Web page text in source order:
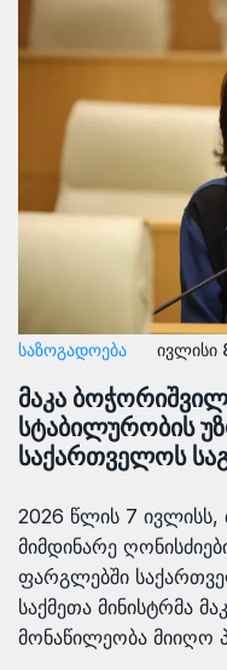
ᲡᲐᲖᲝᲒᲐᲓᲝᲔᲑᲐ ივლისი
მაკა
სტაბილურობის
საქართველოს
2026 წლის 7 ივლისს,
მიმდინარე
ფარგლებში
საქმეთა მინისტრმა
მონაწილეობა მიიღო